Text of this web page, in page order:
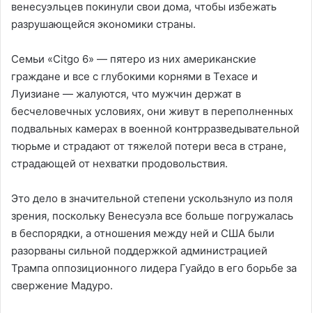
венесуэльцев покинули свои дома, чтобы избежать
разрушающейся экономики страны.
Семьи «Citgo 6» — пятеро из них американские
граждане и все с глубокими корнями в Техасе и
Луизиане — жалуются, что мужчин держат в
бесчеловечных условиях, они живут в переполненных
подвальных камерах в военной контрразведывательной
тюрьме и страдают от тяжелой потери веса в стране,
страдающей от нехватки продовольствия.
Это дело в значительной степени ускользнуло из поля
зрения, поскольку Венесуэла все больше погружалась
в беспорядки, а отношения между ней и США были
разорваны сильной поддержкой администрацией
Трампа оппозиционного лидера Гуайдо в его борьбе за
свержение Мадуро.